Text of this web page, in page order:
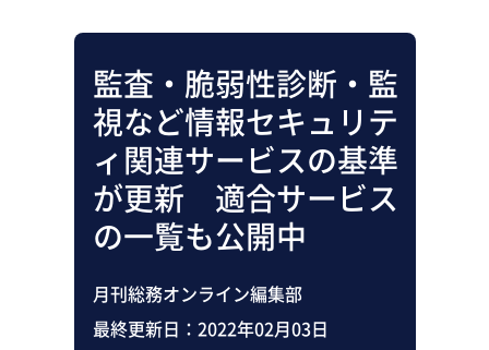
監査・脆弱性診断・監
視など情報セキュリテ
ィ関連サービスの基準
が更新 適合サービス
の一覧も公開中
月刊総務オンライン編集部
最終更新日： 2022年02月03日